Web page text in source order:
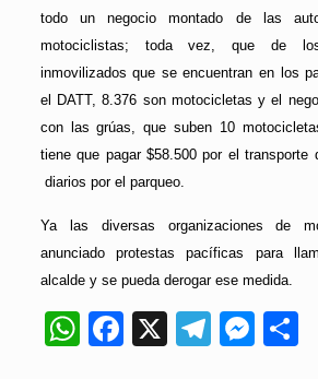
todo un negocio montado de las
motociclistas; toda vez, que de
inmovilizados que se encuentran en los
el DATT, 8.376 son motocicletas y el
con las grúas, que suben 10
tiene que pagar $58.500 por el transporte
diarios por el parqueo.
Ya las diversas organizaciones de
anunciado protestas pacíficas para
alcalde y se pueda derogar ese medida.
WhatsApp
Facebook
X